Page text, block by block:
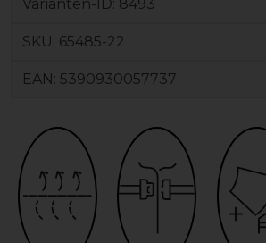
Varianten-ID: 8493
SKU: 65485-22
EAN: 5390930057737